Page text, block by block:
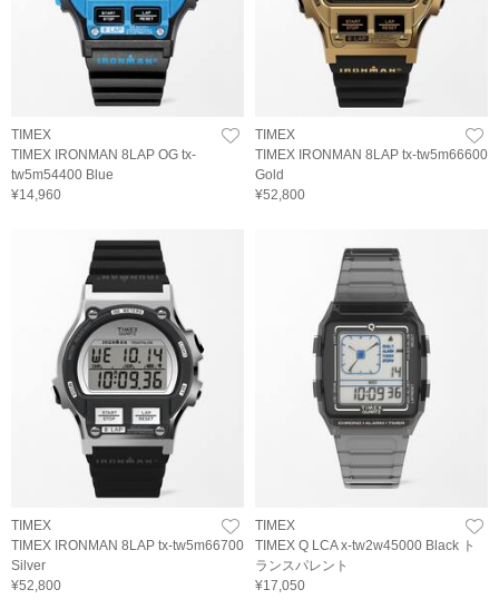
TIMEX
TIMEX IRONMAN 8LAP OG tx-
tw5m54400 Blue
¥14,960
TIMEX
TIMEX IRONMAN 8LAP tx-tw5m66600
Gold
¥52,800
TIMEX
TIMEX IRONMAN 8LAP tx-tw5m66700
Silver
¥52,800
TIMEX
TIMEX Q LCA x-tw2w45000 Black ト
ランスパレント
¥17,050